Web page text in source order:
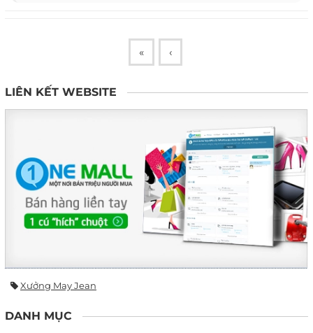
« ‹
LIÊN KẾT WEBSITE
Xưởng May Jean
DANH MỤC